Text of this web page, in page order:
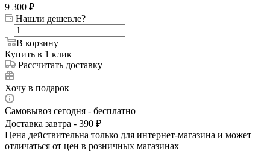
9 300 ₽
Нашли дешевле?
В корзину
Купить в 1 клик
Рассчитать доставку
Хочу в подарок
Самовывоз сегодня - бесплатно
Доставка завтра - 390 ₽
Цена действительна только для интернет-магазина и может
отличаться от цен в розничных магазинах